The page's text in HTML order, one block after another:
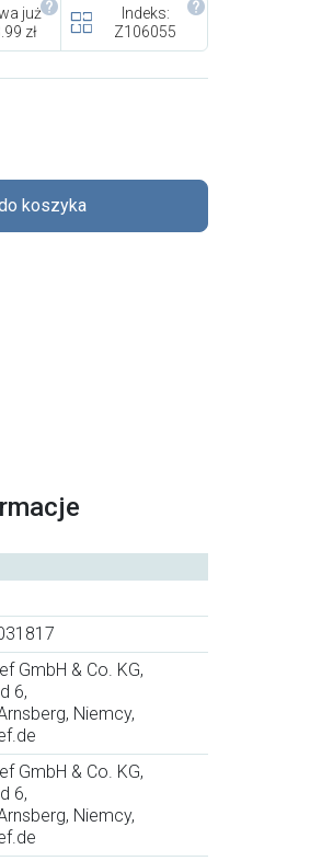
już
zł
Indeks:
Z106055
koszyka
GmbH & Co. KG,
6,
Niemcy,
GmbH & Co. KG,
6,
Niemcy,